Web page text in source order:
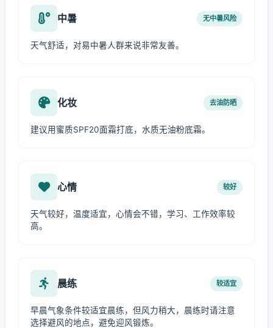
中暑 无中暑风险
天气舒适，对易中暑人群来说非常友善。
化妆 去油防晒
建议用蜜质SPF20面霜打底，水质无油粉底霜。
心情 较好
天气较好，温度适宜，心情会不错，学习、工作效率较
高。
晨练 较适宜
早晨气象条件较适宜晨练，但风力稍大，晨练时请注意
选择避风的地点，避免迎风锻炼。